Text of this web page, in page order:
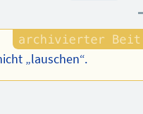
„lauschen“.